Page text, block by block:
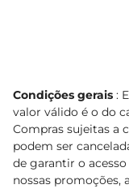
Condições gerais :
valor válido é o do
Compras sujeitas a
podem ser
de garantir o
nossas promoções,